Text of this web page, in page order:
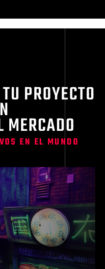
PROYECTO
MERCADO
EN EL MUNDO